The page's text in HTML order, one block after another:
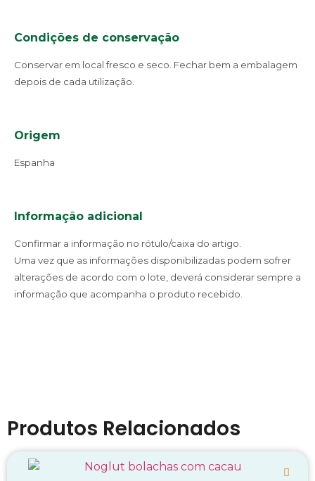
Condições de conservação
Conservar em local fresco e seco. Fechar bem a embalagem
depois de cada utilização.
Origem
Espanha
Informação adicional
Confirmar a informação no rótulo/caixa do artigo.
Uma vez que as informações disponibilizadas podem sofrer
alterações de acordo com o lote, deverá considerar sempre a
informação que acompanha o produto recebido.
Produtos Relacionados